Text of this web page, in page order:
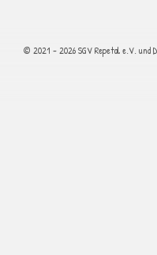
© 2021 - 2026 SGV Repetal e.V. und